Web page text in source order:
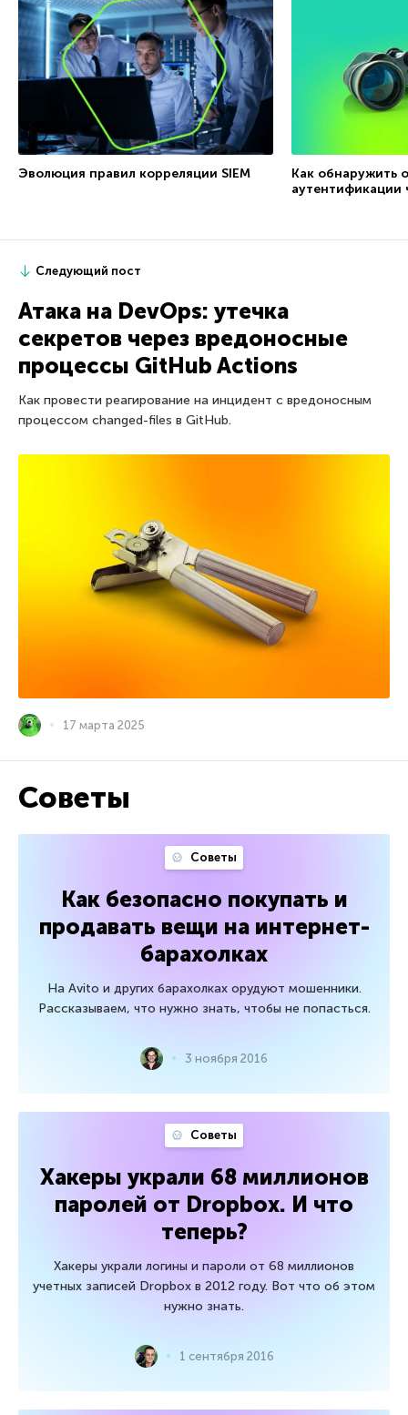
Эволюция правил корреляции SIEM
Как обнаружить
аутентификации
Следующий пост
Атака на DevOps: утечка
секретов через вредоносные
процессы GitHub Actions
Как провести реагирование на инцидент с вредоносным
процессом changed-files в GitHub.
17 марта 2025
Советы
Советы
Как безопасно покупать и
продавать вещи на интернет-
барахолках
На Avito и других барахолках орудуют мошенники.
Рассказываем, что нужно знать, чтобы не попасться.
3 ноября 2016
Советы
Хакеры украли 68 миллионов
паролей от Dropbox. И что
теперь?
Хакеры украли логины и пароли от 68 миллионов
учетных записей Dropbox в 2012 году. Вот что об этом
нужно знать.
1 сентября 2016